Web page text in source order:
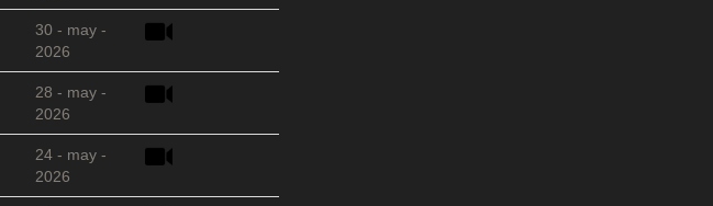
30 - may -
2026
28 - may -
2026
24 - may -
2026